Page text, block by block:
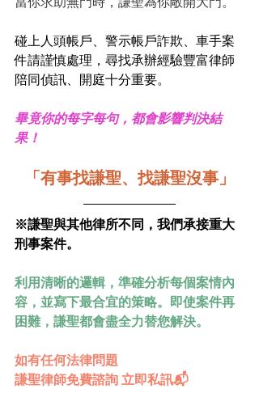
碰上人頭帳戶、警示帳戶詐欺、車手案
件請謹慎處理，尋找承辦經驗豐富律師
陪同偵訊、開庭十分重要。
畢竟你的每字每句，都會影響判決結
果！
「有事找謙聖、找謙聖沒事」
※謙聖與其他律所不同，我們承接重大
刑事案件。
利用清晰的邏輯，準確分析每個案情內
容，並寫下最合宜的策略。即使案件再
困難，謙聖都會盡全力替您解決。
如有任何法律問題
謙聖律師免費諮詢 立即私訊📬